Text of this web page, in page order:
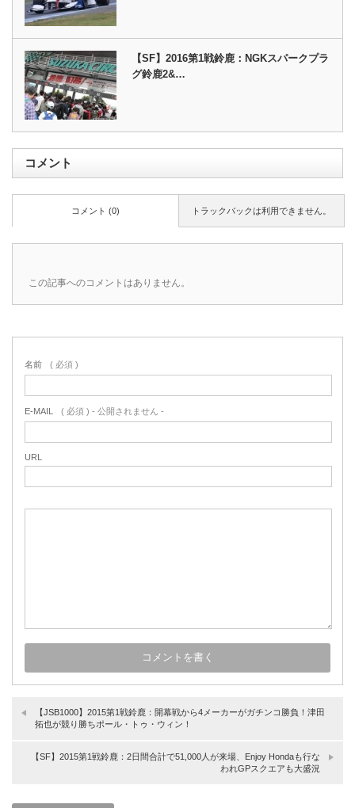
【SF】2016第1戦鈴鹿：NGKスパークプラ
グ鈴鹿2&…
コメント
トラックバックは利用できません。
コメント (0)
この記事へのコメントはありません。
名前 ( 必須 )
E-MAIL ( 必須 ) - 公開されません -
URL
【JSB1000】2015第1戦鈴鹿：開幕戦から4メーカーがガチンコ勝負！津田
拓也が競り勝ちポール・トゥ・ウィン！
【SF】2015第1戦鈴鹿：2日間合計で51,000人が来場、Enjoy Hondaも行な
われGPスクエアも大盛況